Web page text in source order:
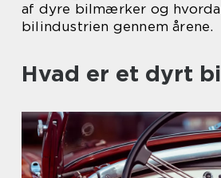
af dyre bilmærker og
bilindustrien gennem årene.
Hvad er et dyrt